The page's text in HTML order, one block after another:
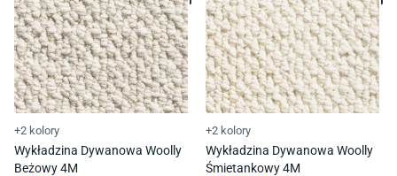
+2 kolory
Wykładzina Dywanowa Woolly
Beżowy 4M
+2 kolory
Wykładzina Dywanowa Woolly
Śmietankowy 4M